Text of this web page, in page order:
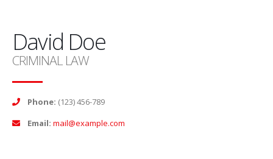
David Doe
CRIMINAL LAW
Phone: (123) 456-789
Email: mail@example.com